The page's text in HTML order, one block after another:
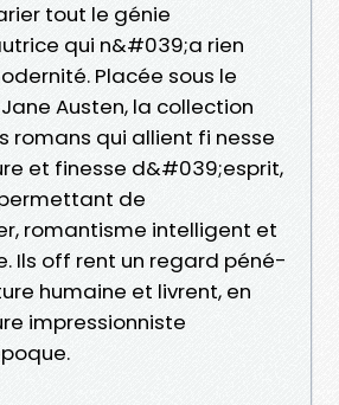
tout le génie
qui n&#039;a rien
Placée sous le
Austen, la collection
romans qui allient fi nesse
et finesse d&#039;esprit,
de
romantisme intelligent et
Ils off rent un regard péné-
humaine et livrent, en
impressionniste